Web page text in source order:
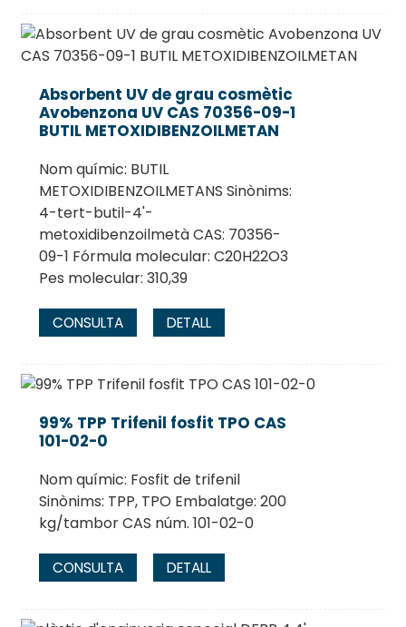
Absorbent UV de grau cosmètic
Avobenzona UV CAS 70356-09-1
BUTIL METOXIDIBENZOILMETAN
Nom químic: BUTIL
METOXIDIBENZOILMETANS Sinònims:
4-tert-butil-4'-
metoxidibenzoilmetà CAS: 70356-
09-1 Fórmula molecular: C20H22O3
Pes molecular: 310,39
CONSULTA DETALL
99% TPP Trifenil fosfit TPO CAS
101-02-0
Nom químic: Fosfit de trifenil
Sinònims: TPP, TPO Embalatge: 200
kg/tambor CAS núm. 101-02-0
CONSULTA DETALL